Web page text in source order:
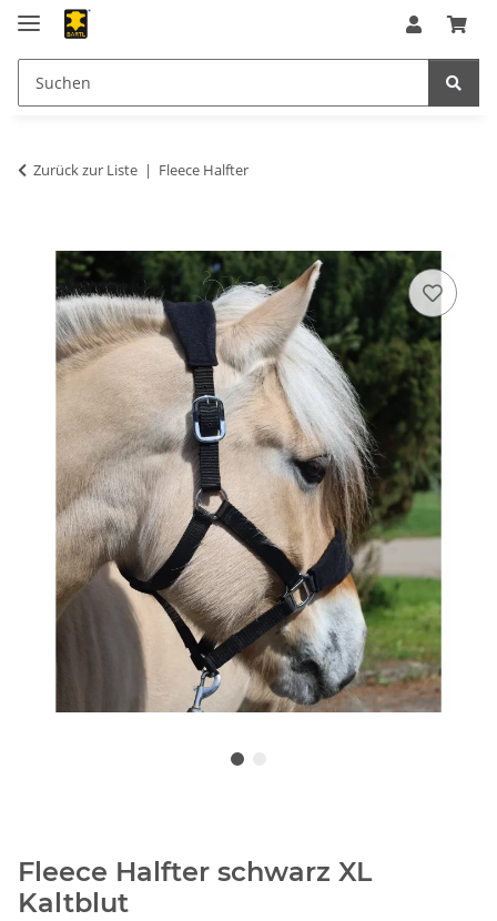
Zurück zur Liste Fleece Halfter
Fleece Halfter schwarz XL
Kaltblut